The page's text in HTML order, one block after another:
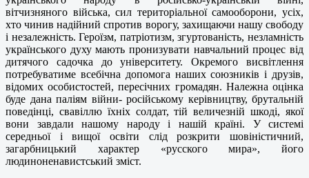
вітчизняного війська, сил територіальної самооборони, усіх,
хто чинив надійний спротив ворогу, захищаючи нашу свободу
і незалежність. Героїзм, патріотизм, згуртованість, незламність
українського духу мають пронизувати навчальний процес від
дитячого садочка до університету. Окремого висвітлення
потребуватиме всебічна допомога наших союзників і друзів,
відомих особистостей, пересічних громадян. Належна оцінка
буде дана паліям війни- російському керівництву, брутальній
поведінці, свавіллю їхніх солдат, тій величезній шкоді, якої
вони завдали нашому народу і нашій країні. У системі
середньої і вищої освіти слід розкрити шовіністичний,
загарбницький характер «русского мира», його
людиноненавистський зміст.